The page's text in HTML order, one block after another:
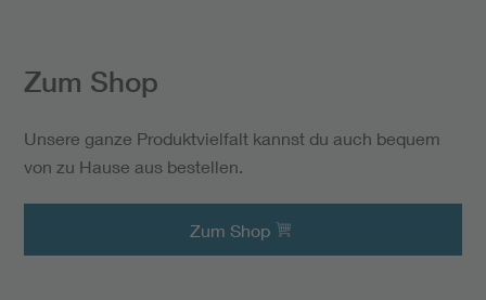
Zum Shop
Unsere ganze Produktvielfalt kannst du auch bequem
von zu Hause aus bestellen.
Zum Shop